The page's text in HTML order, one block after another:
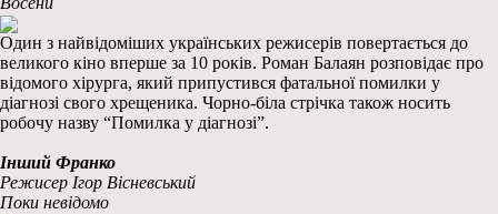
Один з найвідоміших українських режисерів повертається до
великого кіно вперше за 10 років. Роман Балаян розповідає про
відомого хірурга, який припустився фатальної помилки у
діагнозі свого хрещеника. Чорно-біла стрічка також носить
робочу назву “Помилка у діагнозі”.
Інший Франко
Режисер Ігор Вісневський
Поки невідомо